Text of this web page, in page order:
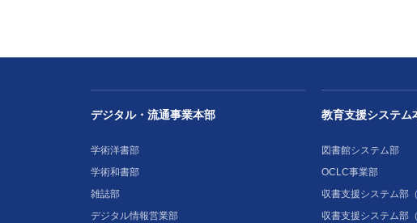
デジタル・流通事業本部
学術洋書部
学術和書部
雑誌部
デジタル情報営業部
教育支援システム
図書館システム部
OCLC事業部
収書支援システム部
収書支援システム部（